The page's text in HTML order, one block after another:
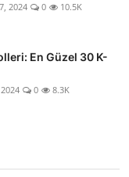
2024 0 10.5K
En Güzel 30 K-
0 8.3K